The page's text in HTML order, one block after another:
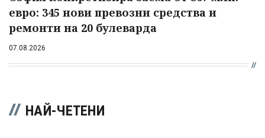
евро: 345 нови превозни средства и
ремонти на 20 булеварда
07.08.2026
НАЙ-ЧЕТЕНИ